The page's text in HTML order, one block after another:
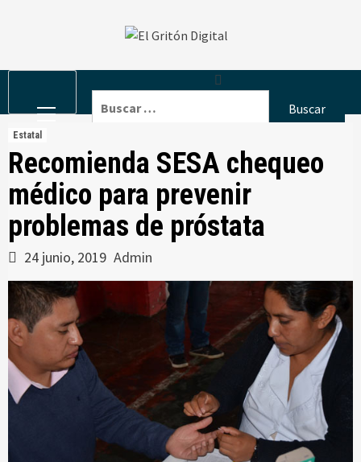
Menu
Estatal
Recomienda SESA chequeo
médico para prevenir
problemas de próstata
24 junio, 2019 Admin